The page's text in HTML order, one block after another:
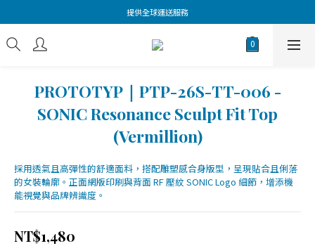
提供全球運送服務
PROTOTYP｜PTP-26S-TT-006 -
SONIC Resonance Sculpt Fit Top
(Vermillion)
採用透氣且高彈性的舒適面料，搭配雕塑感合身版型，呈現貼合且俐落
的女裝輪廓。正面網版印刷與背面 RF 壓紋 SONIC Logo 細節，增添機
能視覺與品牌辨識度。
NT$1,480